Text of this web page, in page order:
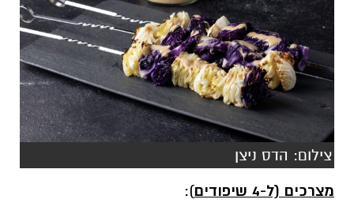
צילום: הדס ניצן
מצרכים (ל-4 שיפודים ):